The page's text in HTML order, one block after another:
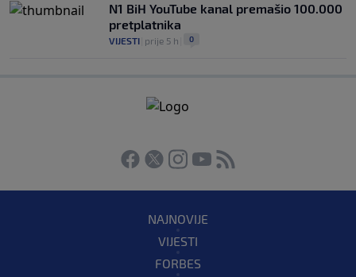
N1 BiH YouTube kanal premašio 100.000
pretplatnika
VIJESTI prije 5 h 0
NAJNOVIJE
VIJESTI
FORBES